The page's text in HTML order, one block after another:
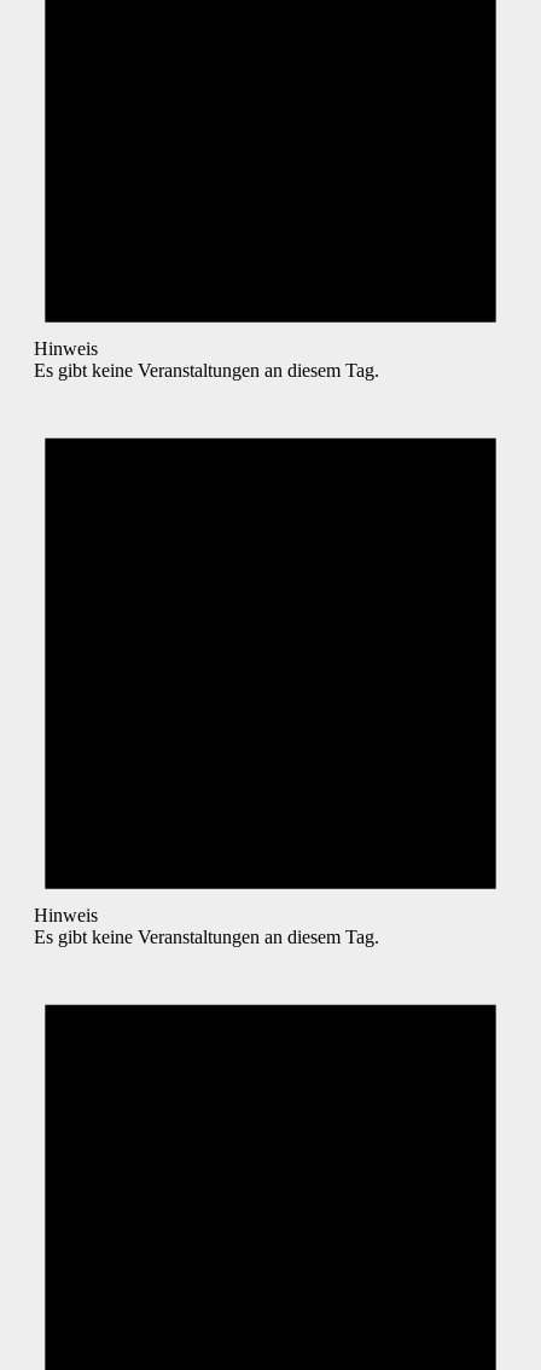
Hinweis
Es gibt keine Veranstaltungen an diesem Tag.
Hinweis
Es gibt keine Veranstaltungen an diesem Tag.